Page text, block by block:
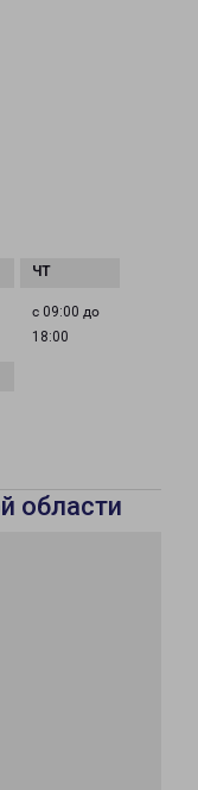
с 09:00 до
18:00
области